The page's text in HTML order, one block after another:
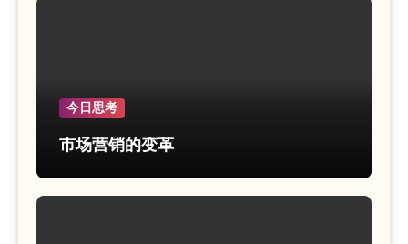
今日思考
市场营销的变革